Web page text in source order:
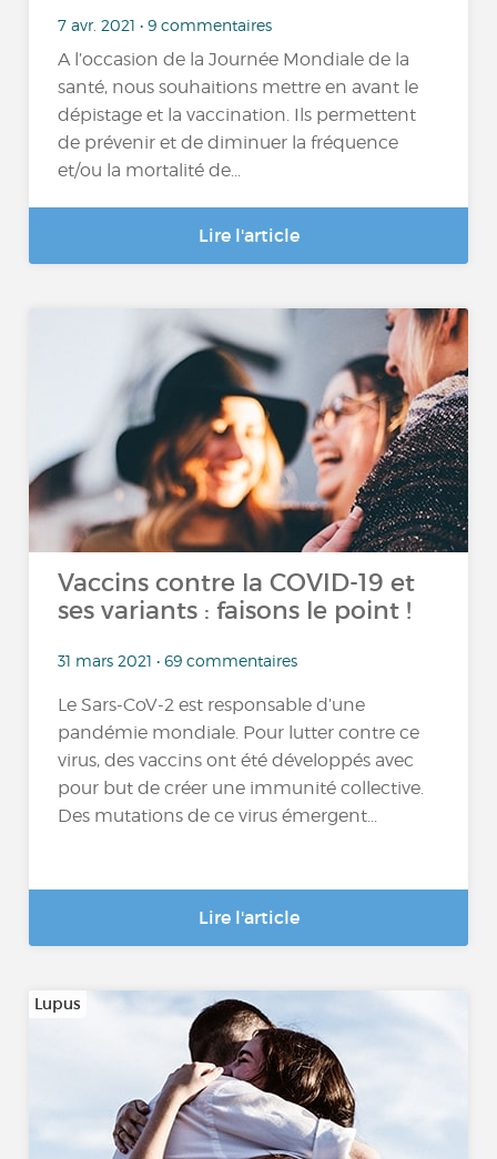
7 avr. 2021 • 9 commentaires
A l’occasion de la Journée Mondiale de la
santé, nous souhaitions mettre en avant le
dépistage et la vaccination. Ils permettent
de prévenir et de diminuer la fréquence
et/ou la mortalité de...
Lire l'article
Vaccins contre la COVID-19 et
ses variants : faisons le point !
31 mars 2021 • 69 commentaires
Le Sars-CoV-2 est responsable d’une
pandémie mondiale. Pour lutter contre ce
virus, des vaccins ont été développés avec
pour but de créer une immunité collective.
Des mutations de ce virus émergent...
Lire l'article
Lupus